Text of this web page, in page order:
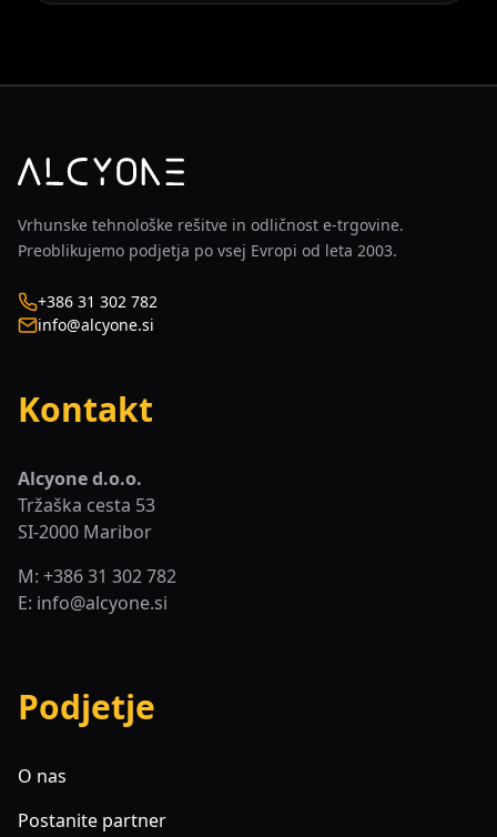
Vrhunske tehnološke rešitve in odličnost e-trgovine.
Preoblikujemo podjetja po vsej Evropi od leta 2003.
+386 31 302 782
info@alcyone.si
Kontakt
Alcyone d.o.o.
Tržaška cesta 53
SI-2000 Maribor
M: +386 31 302 782
E: info@alcyone.si
Podjetje
O nas
Postanite partner